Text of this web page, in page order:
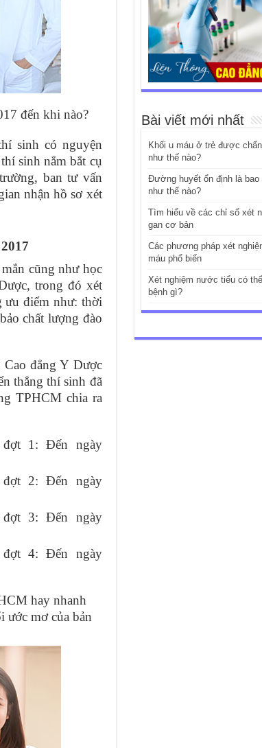
đến khi nào?
sinh có nguyện
sinh nắm bắt cụ
ban tư vấn
nhận hồ sơ xét
cũng như học
trong đó xét
ưu điểm như: thời
chất lượng đào
đẳng Y Dược
thẳng thí sinh đã
TPHCM chia ra
1: Đến ngày
2: Đến ngày
3: Đến ngày
4: Đến ngày
hay nhanh
ước mơ của bản
Bài viết mới nhất
Khối u máu ở trẻ được
như thế nào?
Đường huyết ổn định là bao
như thế nào?
Tìm hiểu về các chỉ số xét
gan cơ bản
Các phương pháp xét
máu phổ biến
Xét nghiệm nước tiểu có
bệnh gì?